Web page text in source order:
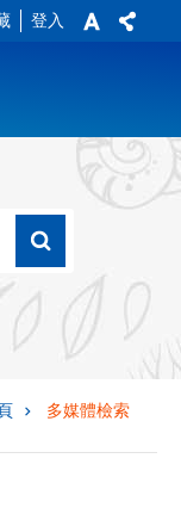
登入
多媒體檢索